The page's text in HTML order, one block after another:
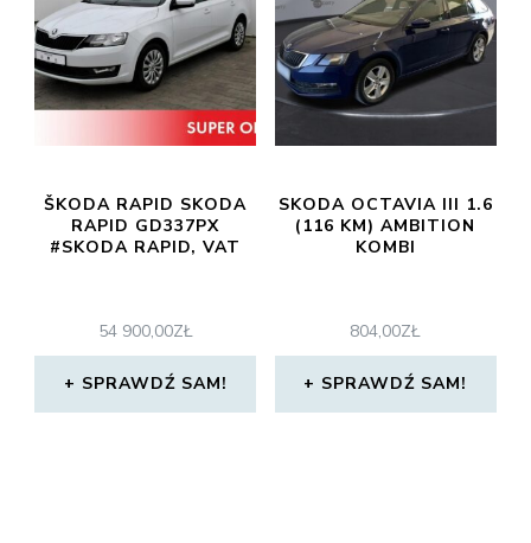
ŠKODA RAPID SKODA
RAPID GD337PX
#SKODA RAPID, VAT
54 900,00ZŁ
SPRAWDŹ SAM!
SKODA OCTAVIA III 1.6
(116 KM) AMBITION
KOMBI
804,00ZŁ
SPRAWDŹ SAM!